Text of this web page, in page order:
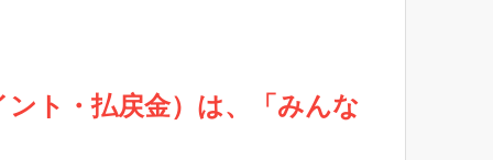
ト・払戻金）は、「みんな